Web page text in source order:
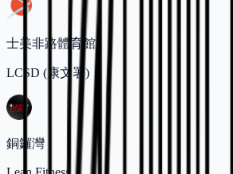
士美非路體育館
LCSD (康文署)
銅鑼灣